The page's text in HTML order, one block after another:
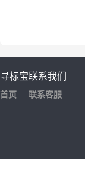
寻标宝
首页
联系我们
联系客服